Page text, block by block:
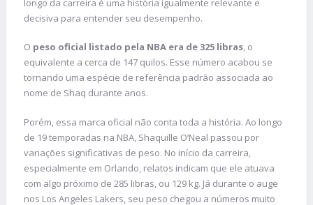
longo da carreira é uma história igualmente relevante e
decisiva para entender seu desempenho.
O peso oficial listado pela NBA era de 325 libras, o
equivalente a cerca de 147 quilos. Esse número acabou se
tornando uma espécie de referência padrão associada ao
nome de Shaq durante anos.
Porém, essa marca oficial não conta toda a história. Ao longo
de 19 temporadas na NBA, Shaquille O’Neal passou por
variações significativas de peso. No início da carreira,
especialmente em Orlando, relatos indicam que ele atuava
com algo próximo de 285 libras, ou 129 kg. Já durante o auge
nos Los Angeles Lakers, seu peso chegou a números muito